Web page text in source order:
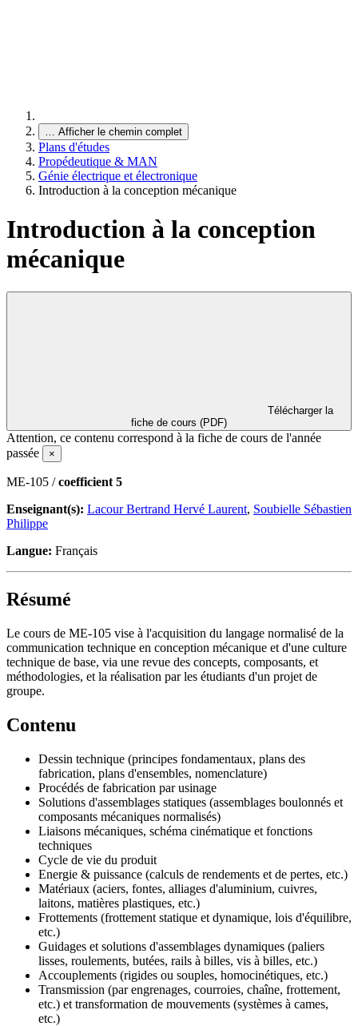
… Afficher le chemin complet
Plans d'études
Propédeutique & MAN
Génie électrique et électronique
Introduction à la conception mécanique
Introduction à la conception
mécanique
fiche de cours (PDF)
Attention, ce contenu correspond à la fiche de cours de l'année
passée
×
ME-105 /coefficient 5
Enseignant(s): Lacour Bertrand Hervé Laurent, Soubielle Sébastien
Philippe
Langue: Français
Résumé
Le cours de ME-105 vise à l'acquisition du langage normalisé de la
communication technique en conception mécanique et d'une culture
technique de base, via une revue des concepts, composants, et
méthodologies, et la réalisation par les étudiants d'un projet de
groupe.
Contenu
Dessin technique (principes fondamentaux, plans des
fabrication, plans d'ensembles, nomenclature)
Procédés de fabrication par usinage
Solutions d'assemblages statiques (assemblages boulonnés et
composants mécaniques normalisés)
Liaisons mécaniques, schéma cinématique et fonctions
techniques
Cycle de vie du produit
Energie & puissance (calculs de rendements et de pertes, etc.)
Matériaux (aciers, fontes, alliages d'aluminium, cuivres,
laitons, matières plastiques, etc.)
Frottements (frottement statique et dynamique, lois d'équilibre,
etc.)
Guidages et solutions d'assemblages dynamiques (paliers
lisses, roulements, butées, rails à billes, vis à billes, etc.)
Accouplements (rigides ou souples, homocinétiques, etc.)
Transmission (par engrenages, courroies, chaîne, frottement,
etc.) et transformation de mouvements (systèmes à cames,
etc.)